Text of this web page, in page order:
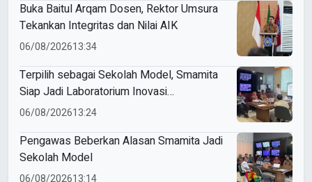
Buka Baitul Arqam Dosen, Rektor Umsura
Tekankan Integritas dan Nilai AIK
06/08/202613:34
Terpilih sebagai Sekolah Model, Smamita
Siap Jadi Laboratorium Inovasi
Pembelajaran AI
06/08/202613:24
Pengawas Beberkan Alasan Smamita Jadi
Sekolah Model
06/08/202613:14